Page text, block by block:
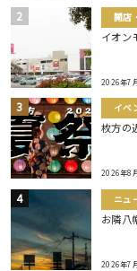
開店
イオン
2026年7
イベ
枚方の
2026年8
ニュ
お隣八
2026年7